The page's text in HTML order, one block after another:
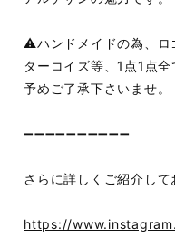
⚠️ハンドメイドの為、ロ
ターコイズ等、1点1点全
予めご了承下さいませ。
➖➖➖➖➖➖➖➖➖➖
さらに詳しくご紹介して
https://